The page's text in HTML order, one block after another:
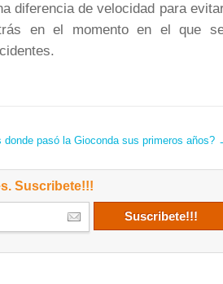
diferencia de velocidad para
en el momento en el que
donde pasó la Gioconda sus primeros años?
Suscribete!!!